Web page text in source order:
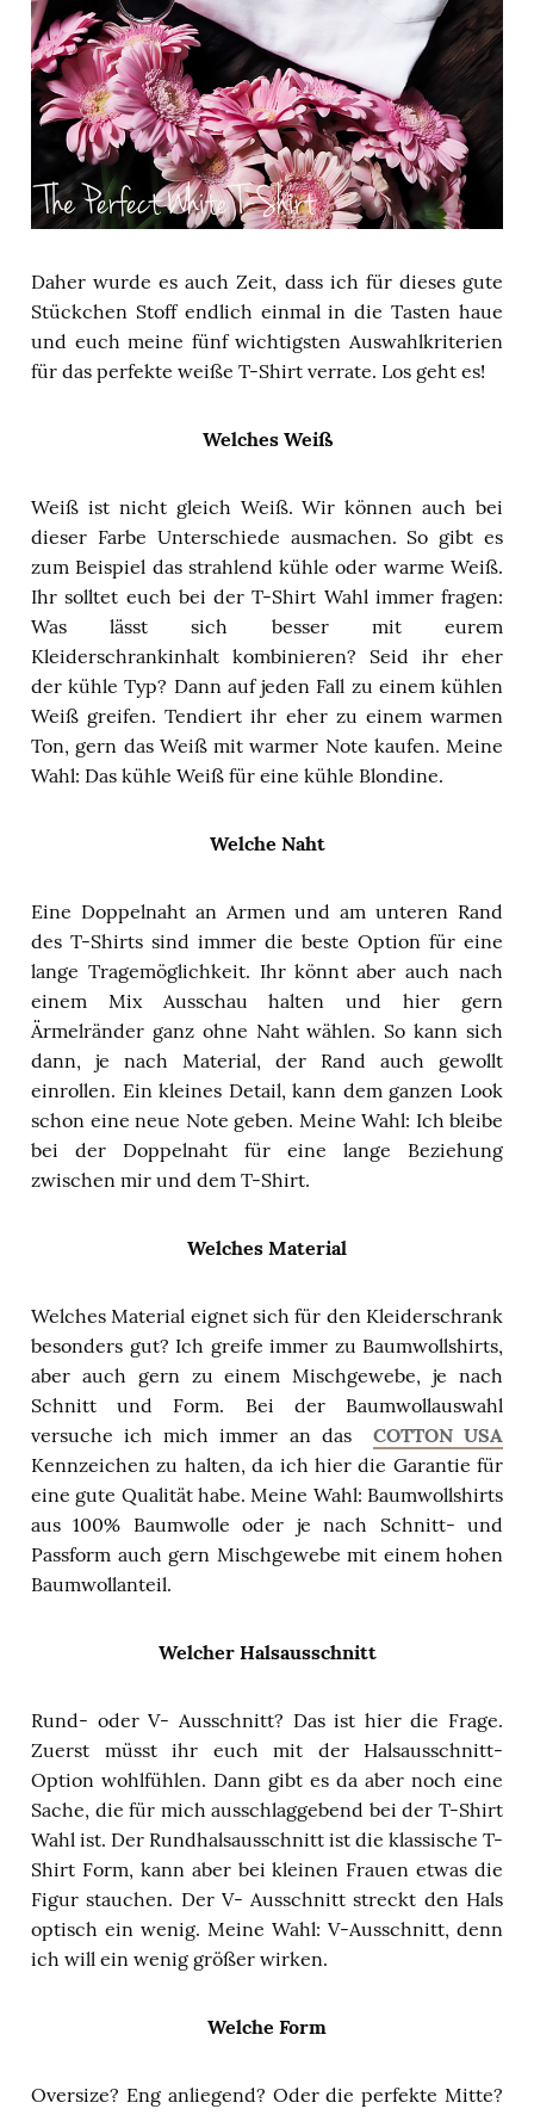
Daher wurde es auch Zeit, dass ich für dieses gute
Stückchen Stoff endlich einmal in die Tasten haue
und euch meine fünf wichtigsten Auswahlkriterien
für das perfekte weiße T-Shirt verrate. Los geht es!
Welches Weiß
Weiß ist nicht gleich Weiß. Wir können auch bei
dieser Farbe Unterschiede ausmachen. So gibt es
zum Beispiel das strahlend kühle oder warme Weiß.
Ihr solltet euch bei der T-Shirt Wahl immer fragen:
Was lässt sich besser mit eurem
Kleiderschrankinhalt kombinieren? Seid ihr eher
der kühle Typ? Dann auf jeden Fall zu einem kühlen
Weiß greifen. Tendiert ihr eher zu einem warmen
Ton, gern das Weiß mit warmer Note kaufen. Meine
Wahl: Das kühle Weiß für eine kühle Blondine.
Welche Naht
Eine Doppelnaht an Armen und am unteren Rand
des T-Shirts sind immer die beste Option für eine
lange Tragemöglichkeit. Ihr könnt aber auch nach
einem Mix Ausschau halten und hier gern
Ärmelränder ganz ohne Naht wählen. So kann sich
dann, je nach Material, der Rand auch gewollt
einrollen. Ein kleines Detail, kann dem ganzen Look
schon eine neue Note geben. Meine Wahl: Ich bleibe
bei der Doppelnaht für eine lange Beziehung
zwischen mir und dem T-Shirt.
Welches Material
Welches Material eignet sich für den Kleiderschrank
besonders gut? Ich greife immer zu Baumwollshirts,
aber auch gern zu einem Mischgewebe, je nach
Schnitt und Form. Bei der Baumwollauswahl
versuche ich mich immer an das COTTON USA
Kennzeichen zu halten, da ich hier die Garantie für
eine gute Qualität habe. Meine Wahl: Baumwollshirts
aus 100% Baumwolle oder je nach Schnitt- und
Passform auch gern Mischgewebe mit einem hohen
Baumwollanteil.
Welcher Halsausschnitt
Rund- oder V- Ausschnitt? Das ist hier die Frage.
Zuerst müsst ihr euch mit der Halsausschnitt-
Option wohlfühlen. Dann gibt es da aber noch eine
Sache, die für mich ausschlaggebend bei der T-Shirt
Wahl ist. Der Rundhalsausschnitt ist die klassische T-
Shirt Form, kann aber bei kleinen Frauen etwas die
Figur stauchen. Der V- Ausschnitt streckt den Hals
optisch ein wenig. Meine Wahl: V-Ausschnitt, denn
ich will ein wenig größer wirken.
Welche Form
Oversize? Eng anliegend? Oder die perfekte Mitte?